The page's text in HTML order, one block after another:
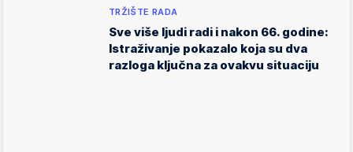
TRŽIŠTE RADA
Sve više ljudi radi i nakon 66. godine:
Istraživanje pokazalo koja su dva
razloga ključna za ovakvu situaciju